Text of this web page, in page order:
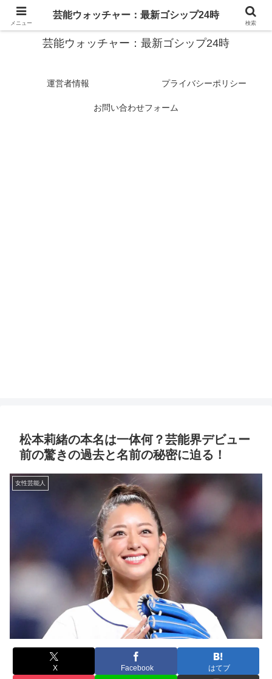
スターたちの裏側を徹底追跡！話題のゴシップがここに集結
芸能ウォッチャー：最新ゴシップ24時
運営者情報 プライバシーポリシー
お問い合わせフォーム
松本莉緒の本名は一体何？芸能界デビュー
前の驚きの過去と名前の秘密に迫る！
女性芸能人
X Facebook はてブ
メニュー
芸能ウォッチャー：最新ゴシップ24時
検索